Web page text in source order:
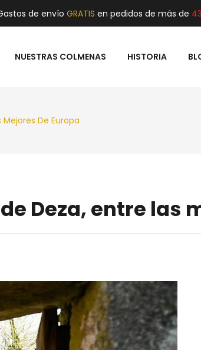
de envío GRATIS en pedidos de más de
NUESTRAS COLMENAS HISTORIA
De Europa
Deza, entre las